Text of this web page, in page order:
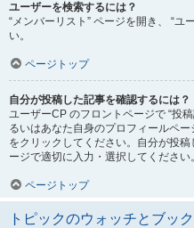
ユーザーを検索するには？
“メンバーリスト” ページを開き、 “ユ
い。
ページトップ
自分が投稿した記事を確認するには？
ユーザーCP のフロントページで “投
るいはあなた自身のプロフィールペ
をクリックしてください。自分が投
ージで適切に入力・選択してください。
ページトップ
トピックのウォッチとブッ